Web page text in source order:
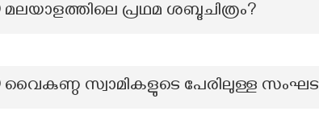
മലയാളത്തിലെ പ്രഥമ ശബ്ദചിത്രം?
വൈകുണ്ഠ സ്വാമികളുടെ പേരിലുള്ള